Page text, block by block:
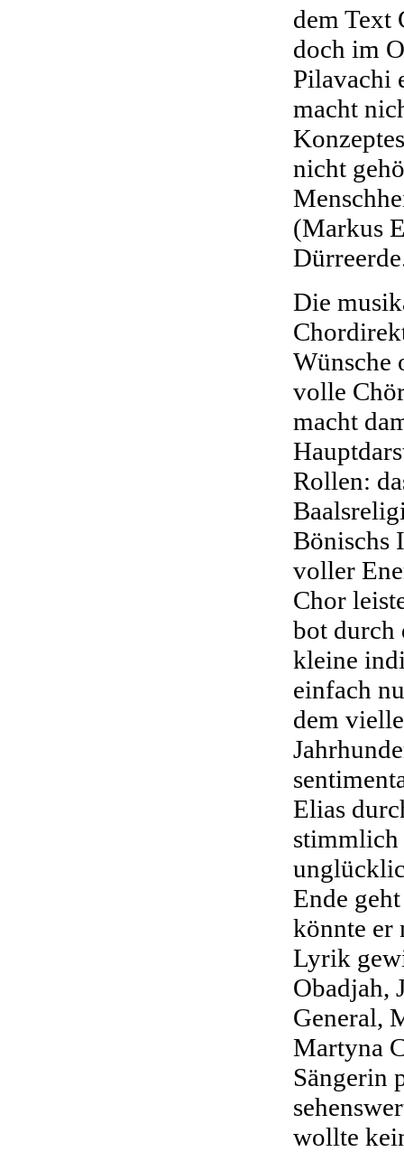
dem Text
doch im
Pilavachi
macht
nicht
(Markus
Die
Wünsche
volle
macht
Rollen:
Bönischs
voller
Chor
bot durch
kleine
einfach
dem
Elias
stimmlich
Ende
könnte er
Lyrik
Obadjah,
General,
Martyna
Sängerin
wollte